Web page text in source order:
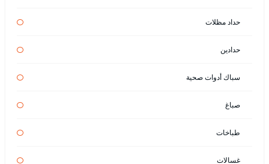
حداد مظلات
حدادين
سباك أدوات صحية
صباغ
طباخات
غسالات